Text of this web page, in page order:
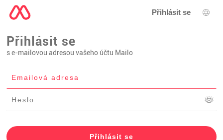
Přihlásit se
Přihlásit se
s e-mailovou adresou vašeho účtu Mailo